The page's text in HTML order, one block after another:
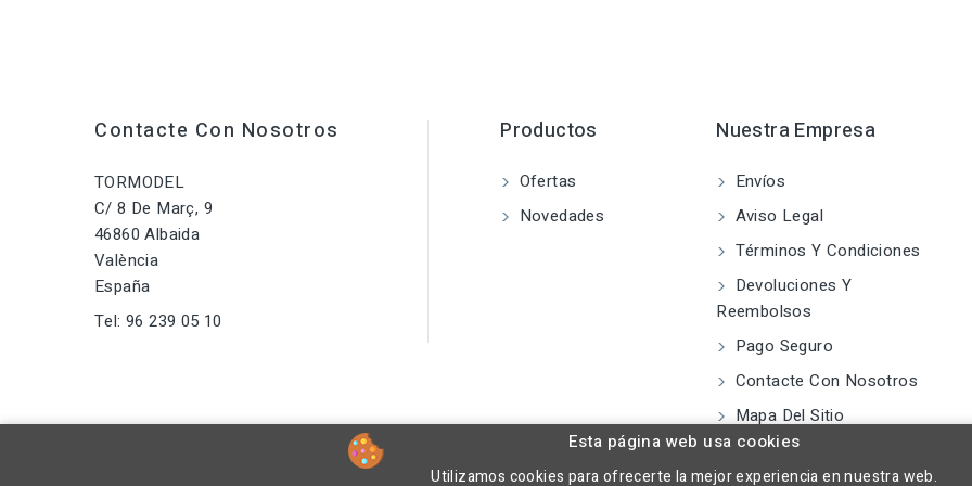
Contacte Con Nosotros
TORMODEL
C/ 8 De Març, 9
46860 Albaida
València
España
Tel: 96 239 05 10
Productos
Ofertas
Novedades
Nuestra Empresa
Envíos
Aviso Legal
Términos Y Condiciones
Devoluciones Y
Reembolsos
Pago Seguro
Contacte Con Nosotros
Mapa Del Sitio
Esta página web usa cookies
Utilizamos cookies para ofrecerte la mejor experiencia en nuestra web.